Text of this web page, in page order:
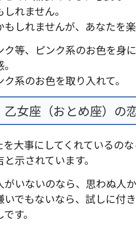
れません。
しれませんが、あなたを
等、ピンク系のお色を身
系のお色を取り入れて。
乙女座（おとめ座）の
大事にしてくれているの
示されています。
がいないのなら、思わぬ人
でもないなら、試しに付
す。